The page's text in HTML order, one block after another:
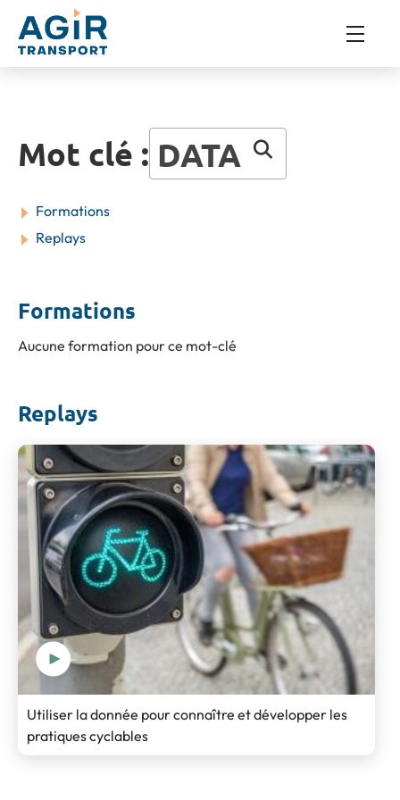
Mot clé : DATA
Formations
Replays
Formations
Aucune formation pour ce mot-clé
Replays
Utiliser la donnée pour connaître et développer les
pratiques cyclables